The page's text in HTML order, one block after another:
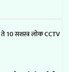
10 सशस्त्र लोक CCTV